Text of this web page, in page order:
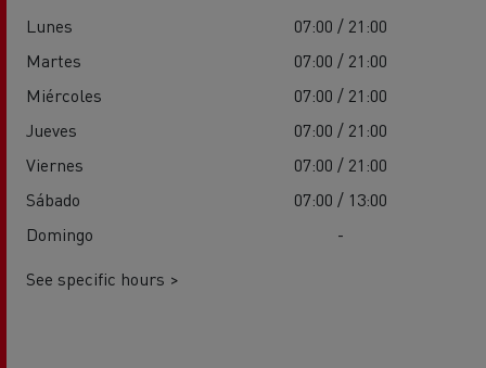
Lunes
07:00 / 21:00
Martes
07:00 / 21:00
Miércoles
07:00 / 21:00
Jueves
07:00 / 21:00
Viernes
07:00 / 21:00
Sábado
07:00 / 13:00
Domingo
-
See specific hours >